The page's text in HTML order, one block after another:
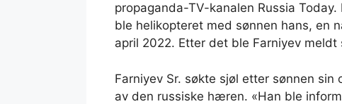
propaganda-TV-kanalen Russia
ble helikopteret med sønnen hans, en
april 2022. Etter det ble Farniyev meldt
Farniyev Sr. søkte sjøl etter sønnen
av den russiske hæren. «Han ble